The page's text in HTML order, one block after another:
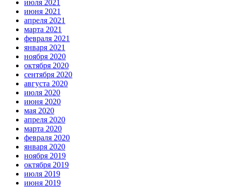
июля 2021
июня 2021
апреля 2021
марта 2021
февраля 2021
января 2021
ноября 2020
октября 2020
сентября 2020
августа 2020
июля 2020
июня 2020
мая 2020
апреля 2020
марта 2020
февраля 2020
января 2020
ноября 2019
октября 2019
июля 2019
июня 2019